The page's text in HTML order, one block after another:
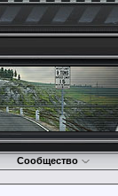
Сообщество